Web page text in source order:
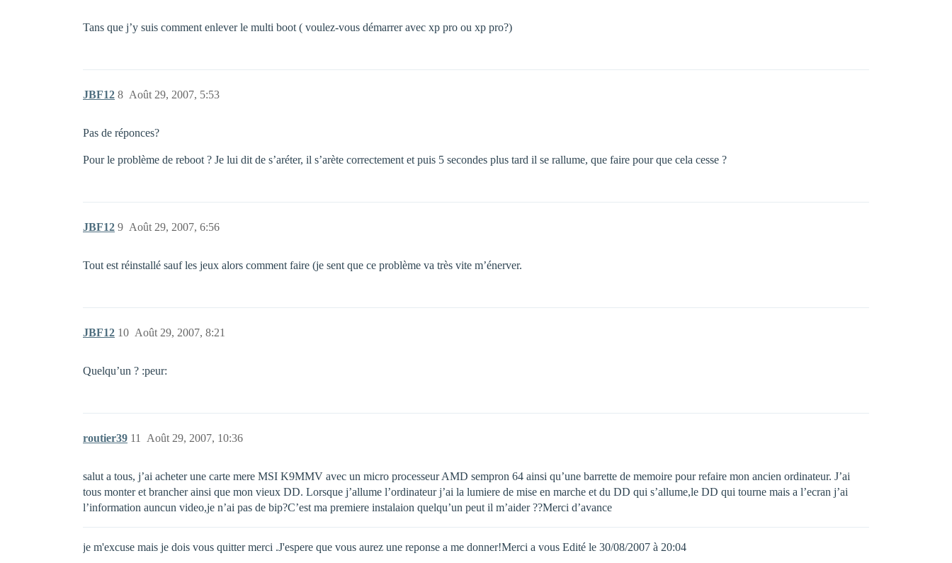
Tans que j’y suis comment enlever le multi boot ( voulez-vous démarrer avec xp pro ou xp pro?)
JBF12 Août 29, 2007, 5:53
8
Pas de réponces?
Pour le problème de reboot ? Je lui dit de s’aréter, il s’arète correctement et puis 5 secondes plus tard il se rallume, que faire pour que cela cesse ?
JBF12 Août 29, 2007, 6:56
9
Tout est réinstallé sauf les jeux alors comment faire (je sent que ce problème va très vite m’énerver.
JBF12 Août 29, 2007, 8:21
10
Quelqu’un ? :peur:
routier39 Août 29, 2007, 10:36
11
salut a tous, j’ai acheter une carte mere MSI K9MMV avec un micro processeur AMD sempron 64 ainsi qu’une barrette de memoire pour refaire mon ancien ordinateur. J’ai
tous monter et brancher ainsi que mon vieux DD. Lorsque j’allume l’ordinateur j’ai la lumiere de mise en marche et du DD qui s’allume,le DD qui tourne mais a l’ecran j’ai
l’information auncun video,je n’ai pas de bip?C’est ma premiere instalaion quelqu’un peut il m’aider ??Merci d’avance
je m'excuse mais je dois vous quitter merci .J'espere que vous aurez une reponse a me donner!Merci a vous Edité le 30/08/2007 à 20:04